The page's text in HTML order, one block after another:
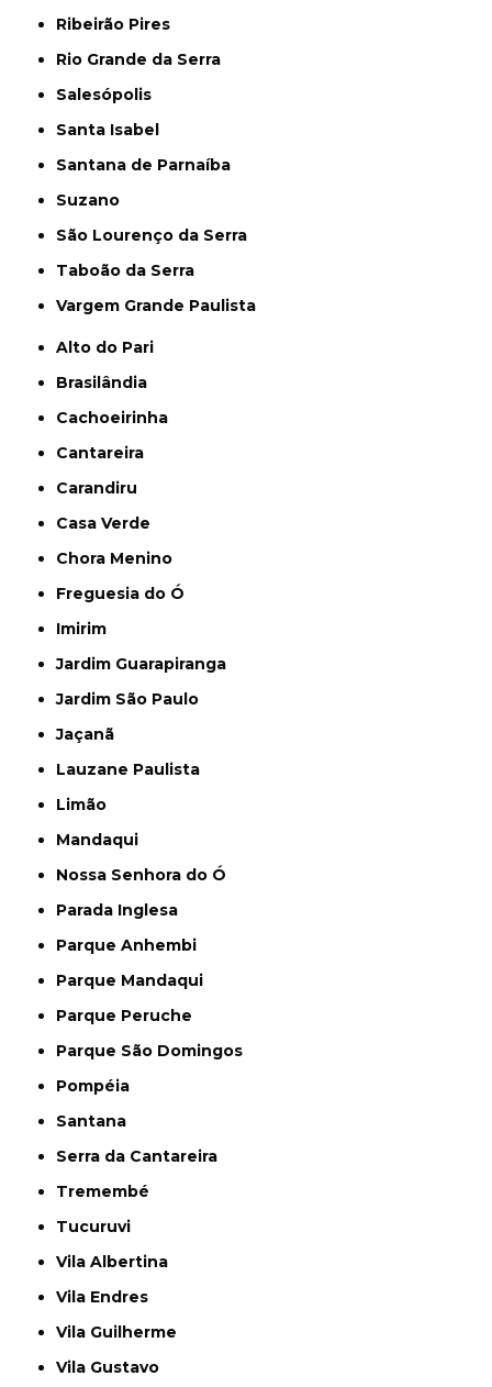
Ribeirão Pires
Rio Grande da Serra
Salesópolis
Santa Isabel
Santana de Parnaíba
Suzano
São Lourenço da Serra
Taboão da Serra
Vargem Grande Paulista
Alto do Pari
Brasilândia
Cachoeirinha
Cantareira
Carandiru
Casa Verde
Chora Menino
Freguesia do Ó
Imirim
Jardim Guarapiranga
Jardim São Paulo
Jaçanã
Lauzane Paulista
Limão
Mandaqui
Nossa Senhora do Ó
Parada Inglesa
Parque Anhembi
Parque Mandaqui
Parque Peruche
Parque São Domingos
Pompéia
Santana
Serra da Cantareira
Tremembé
Tucuruvi
Vila Albertina
Vila Endres
Vila Guilherme
Vila Gustavo